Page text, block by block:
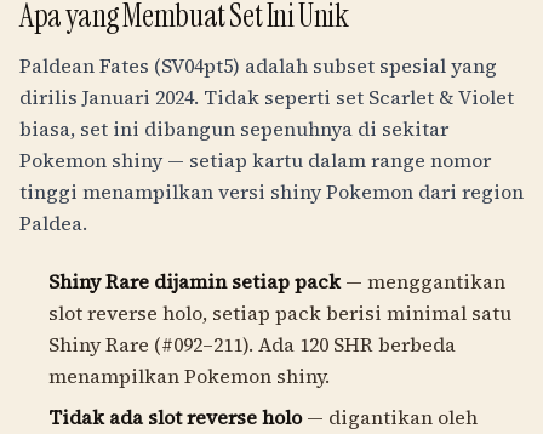
Apa yang Membuat Set Ini Unik
Paldean Fates (SV04pt5) adalah subset spesial yang
dirilis Januari 2024. Tidak seperti set Scarlet & Violet
biasa, set ini dibangun sepenuhnya di sekitar
Pokemon shiny — setiap kartu dalam range nomor
tinggi menampilkan versi shiny Pokemon dari region
Paldea.
Shiny Rare dijamin setiap pack— menggantikan
slot reverse holo, setiap pack berisi minimal satu
Shiny Rare (#092–211). Ada 120 SHR berbeda
menampilkan Pokemon shiny.
Tidak ada slot reverse holo— digantikan oleh